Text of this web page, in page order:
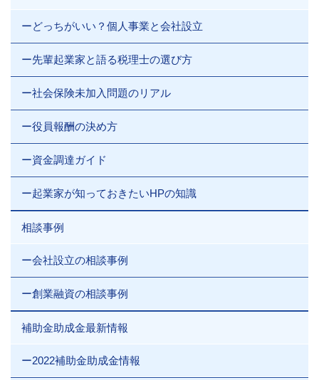
ーどっちがいい？個人事業と会社設立
ー先輩起業家と語る税理士の選び方
ー社会保険未加入問題のリアル
ー役員報酬の決め方
ー資金調達ガイド
ー起業家が知っておきたいHPの知識
相談事例
ー会社設立の相談事例
ー創業融資の相談事例
補助金助成金最新情報
ー2022補助金助成金情報